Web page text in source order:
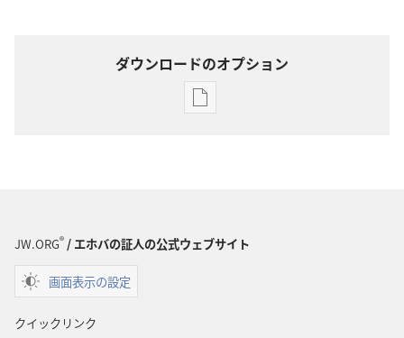
ダウンロードのオプション
出
ン
JW.ORG®/ エホバの証人の公式ウェブサイト
画面表示の設定
クイックリンク